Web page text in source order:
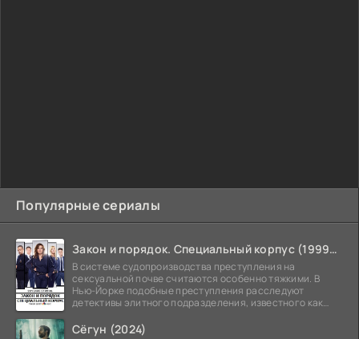
Популярные сериалы
Закон и порядок. Специальный корпус (1999-2026)
В системе судопроизводства преступления на
сексуальной почве считаются особенно тяжкими. В
Нью-Йорке подобные преступления расследуют
детективы элитного подразделения, известного как
Сёгун (2024)